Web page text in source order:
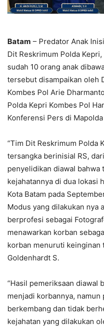
Batam – Predator Anak
Dit Reskrimum Polda
sudah 10 orang anak
tersebut disampaikan oleh
Kombes Pol Arie
Polda Kepri Kombes Pol
Konferensi Pers di
“Tim Dit Reskrimum Polda
tersangka berinisial RS,
penyelidikan diawal bahwa
kejahatannya di dua lokasi
Kota Batam pada
Modus yang dilakukan nya
berprofesi sebagai
menawarkan korban
korban menuruti keinginan
Goldenhardt S.
“Hasil pemeriksaan diawal
menjadi korbannya,
berkembang dan tidak
kejahatan yang dilakukan